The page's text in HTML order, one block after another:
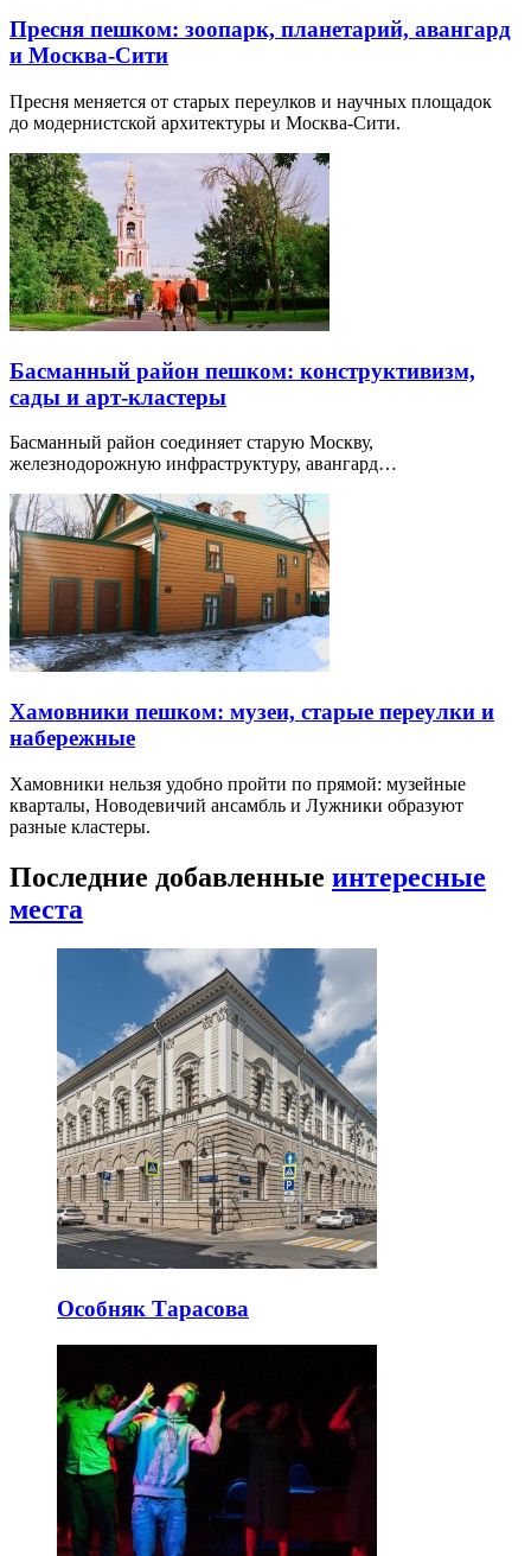
Пресня пешком: зоопарк, планетарий, авангард
и Москва-Сити
Пресня меняется от старых переулков и научных площадок
до модернистской архитектуры и Москва-Сити.
Басманный район пешком: конструктивизм,
сады и арт-кластеры
Басманный район соединяет старую Москву,
железнодорожную инфраструктуру, авангард…
Хамовники пешком: музеи, старые переулки и
набережные
Хамовники нельзя удобно пройти по прямой: музейные
кварталы, Новодевичий ансамбль и Лужники образуют
разные кластеры.
Последние добавленные интересные
места
Особняк Тарасова